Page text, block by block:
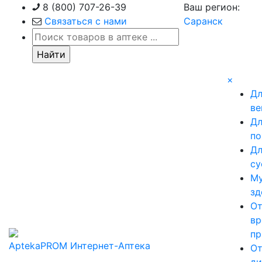
content
8 (800) 707-26-39
Связаться с нами
Ваш регион:
Саранск
AptekaPROM Интернет-Аптека
×